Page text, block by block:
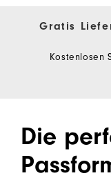
Gratis
Kostenlosen
Die